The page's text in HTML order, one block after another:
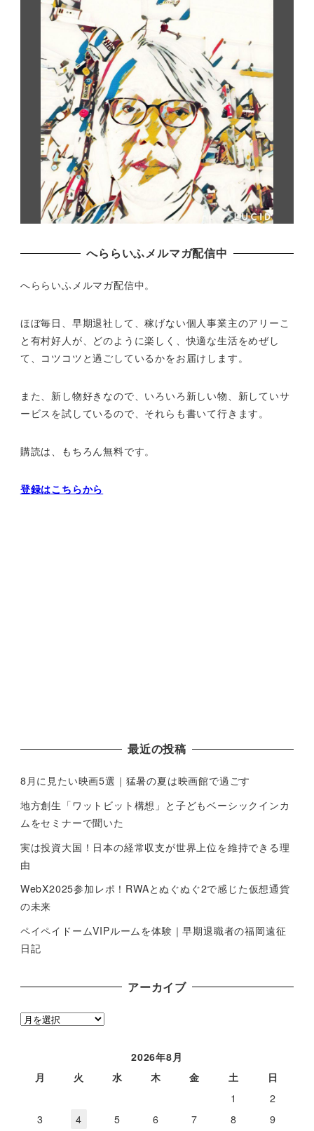
へららいふメルマガ配信中
へららいふメルマガ配信中。
ほぼ毎日、早期退社して、稼げない個人事業主のアリーこ
と有村好人が、どのように楽しく、快適な生活をめぜし
て、 コツコツと過ごしているかをお届けします。
また、新し物好きなので、いろいろ新しい物、 新していサ
ービスを試しているので、それらも書いて行きます。
購読は、もちろん無料です。
登録はこちらから
最近の投稿
8月に見たい映画5選｜猛暑の夏は映画館で過ごす
地方創生「ワットビット構想」と子どもベーシックインカ
ムをセミナーで聞いた
実は投資大国！日本の経常収支が世界上位を維持できる理
由
WebX2025参加レポ！RWAとぬぐぬぐ2で感じた仮想通貨
の未来
ペイペイドームVIPルームを体験｜早期退職者の福岡遠征
日記
アーカイブ
ア
2026年8月
月
火 水 木 金 土
日
1
2
3
4 5 6 7 8 9